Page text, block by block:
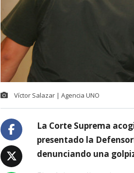
Víctor Salazar | Agencia UNO
La Corte Suprema
presentado la
denunciando una